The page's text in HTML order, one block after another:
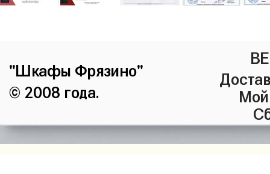
"Шкафы Фрязино"
© 2008 года.